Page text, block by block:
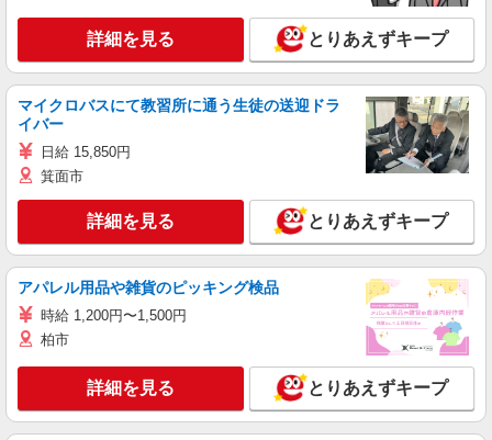
詳細を見る とりあえずキープ
マイクロバスにて教習所に通う生徒の送迎ドラ
イバー
日給 15,850円
箕面市
詳細を見る とりあえずキープ
アパレル用品や雑貨のピッキング検品
時給 1,200円〜1,500円
柏市
詳細を見る とりあえずキープ